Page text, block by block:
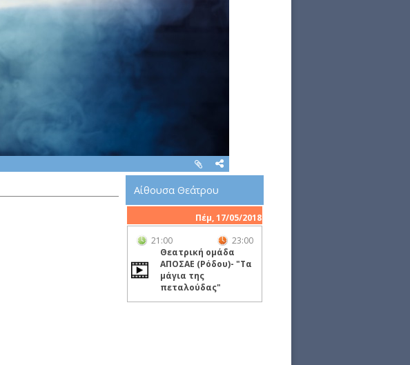
Αίθουσα Θεάτρου
Πέμ, 17/05/2018
21:00
23:00
Θεατρική ομάδα
ΑΠΟΣΑΕ (Ρόδου)- "Τα
μάγια της
πεταλούδας"